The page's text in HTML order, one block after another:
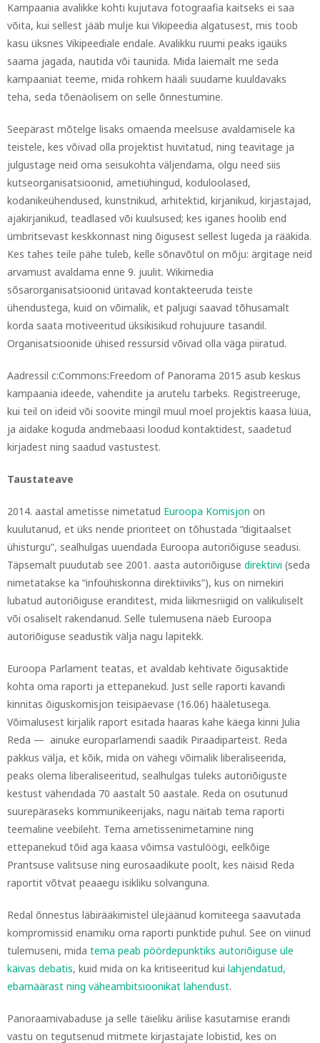
Kampaania avalikke kohti kujutava fotograafia kaitseks ei saa
võita, kui sellest jääb mulje kui Vikipeedia algatusest, mis toob
kasu üksnes Vikipeediale endale. Avalikku ruumi peaks igaüks
saama jagada, nautida või taunida. Mida laiemalt me seda
kampaaniat teeme, mida rohkem hääli suudame kuuldavaks
teha, seda tõenäolisem on selle õnnestumine.
Seepärast mõtelge lisaks omaenda meelsuse avaldamisele ka
teistele, kes võivad olla projektist huvitatud, ning teavitage ja
julgustage neid oma seisukohta väljendama, olgu need siis
kutseorganisatsioonid, ametiühingud, koduloolased,
kodanikeühendused, kunstnikud, arhitektid, kirjanikud, kirjastajad,
ajakirjanikud, teadlased või kuulsused; kes iganes hoolib end
ümbritsevast keskkonnast ning õigusest sellest lugeda ja rääkida.
Kes tahes teile pähe tuleb, kelle sõnavõtul on mõju: ärgitage neid
arvamust avaldama enne 9. juulit. Wikimedia
sõsarorganisatsioonid üritavad kontakteeruda teiste
ühendustega, kuid on võimalik, et paljugi saavad tõhusamalt
korda saata motiveeritud üksikisikud rohujuure tasandil.
Organisatsioonide ühised ressursid võivad olla väga piiratud.
Aadressil c:Commons:Freedom of Panorama 2015 asub keskus
kampaania ideede, vahendite ja arutelu tarbeks. Registreeruge,
kui teil on ideid või soovite mingil muul moel projektis kaasa lüüa,
ja aidake koguda andmebaasi loodud kontaktidest, saadetud
kirjadest ning saadud vastustest.
Taustateave
2014. aastal ametisse nimetatud Euroopa Komisjon on
kuulutanud, et üks nende prioriteet on tõhustada “digitaalset
ühisturgu”, sealhulgas uuendada Euroopa autoriõiguse seadusi.
Täpsemalt puudutab see 2001. aasta autoriõiguse direktiivi (seda
nimetatakse ka “infoühiskonna direktiiviks”), kus on nimekiri
lubatud autoriõiguse eranditest, mida liikmesriigid on valikuliselt
või osaliselt rakendanud. Selle tulemusena näeb Euroopa
autoriõiguse seadustik välja nagu lapitekk.
Euroopa Parlament teatas, et avaldab kehtivate õigusaktide
kohta oma raporti ja ettepanekud. Just selle raporti kavandi
kinnitas õiguskomisjon teisipäevase (16.06) hääletusega.
Võimalusest kirjalik raport esitada haaras kahe käega kinni Julia
Reda — ainuke europarlamendi saadik Piraadiparteist. Reda
pakkus välja, et kõik, mida on vähegi võimalik liberaliseerida,
peaks olema liberaliseeritud, sealhulgas tuleks autoriõiguste
kestust vähendada 70 aastalt 50 aastale. Reda on osutunud
suurepäraseks kommunikeerijaks, nagu näitab tema raporti
teemaline veebileht. Tema ametissenimetamine ning
ettepanekud tõid aga kaasa võimsa vastulöögi, eelkõige
Prantsuse valitsuse ning eurosaadikute poolt, kes näisid Reda
raportit võtvat peaaegu isikliku solvanguna.
Redal õnnestus läbirääkimistel ülejäänud komiteega saavutada
kompromissid enamiku oma raporti punktide puhul. See on viinud
tulemuseni, mida tema peab pöördepunktiks autoriõiguse üle
käivas debatis, kuid mida on ka kritiseeritud kui lahjendatud,
ebamäärast ning väheambitsioonikat lahendust.
Panoraamivabaduse ja selle täieliku ärilise kasutamise erandi
vastu on tegutsenud mitmete kirjastajate lobistid, kes on